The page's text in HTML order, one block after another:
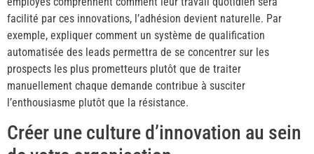
facilité par ces innovations, l’adhésion devient naturelle. Par
exemple, expliquer comment un système de qualification
automatisée des leads permettra de se concentrer sur les
prospects les plus prometteurs plutôt que de traiter
manuellement chaque demande contribue à susciter
l’enthousiasme plutôt que la résistance.
Créer une culture d’innovation au sein